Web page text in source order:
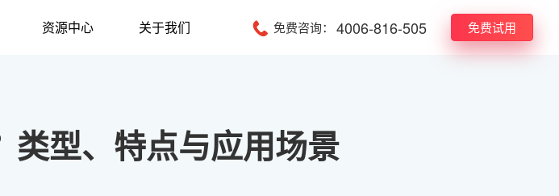
资源中心 关于我们 免费咨询： 4006-816-505 免费试用
类型、特点与应用场景